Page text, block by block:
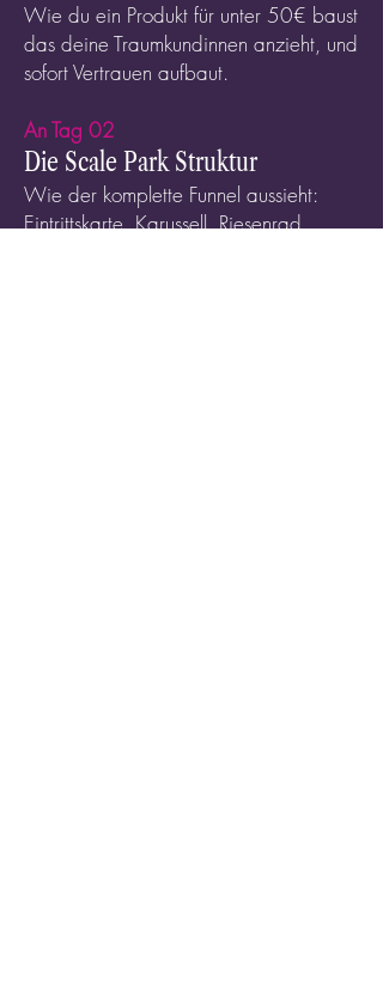
Wie du ein Produkt für unter 50€ baust
das deine Traumkundinnen anzieht, und
sofort Vertrauen aufbaut.
An Tag 02
Die Scale Park Struktur
Wie der komplette Funnel aussieht:
Eintrittskarte, Karussell, Riesenrad,